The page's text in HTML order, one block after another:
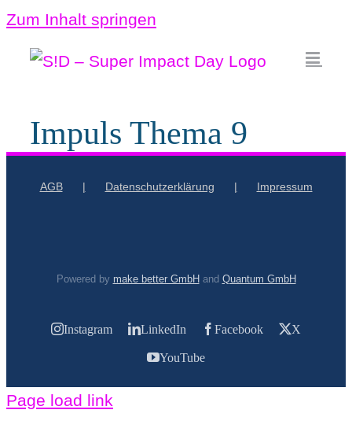
Zum Inhalt springen
Impuls Thema 9
AGB Datenschutzerklärung Impressum
Powered by make better GmbH and Quantum GmbH
Instagram LinkedIn Facebook X
YouTube
Page load link